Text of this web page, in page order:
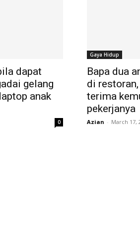
dapat
gelang
anak
0
Gaya Hidup
Bapa dua
di
terima
pekerjanya
Azian - March 17,